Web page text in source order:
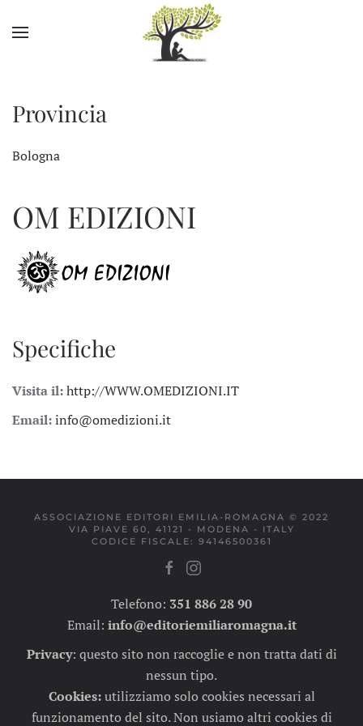
Skip to main content
Provincia
Bologna
OM EDIZIONI
Specifiche
Visita il:http://WWW.OMEDIZIONI.IT
Email:info@omedizioni.it
ASSOCIAZIONE EDITORI EMILIA-ROMAGNA © 2022
VIA PIAVE 60, 41121 - MODENA - ITALY
CODICE FISCALE: 94146500361
Telefono: 351 886 28 90
Email: info@editoriemiliaromagna.it
Privacy: questo sito non raccoglie e non tratta dati di
nessun tipo.
Cookies:utilizziamo solo cookies necessari al
funzionamento del sito. Non usiamo altri cookies di